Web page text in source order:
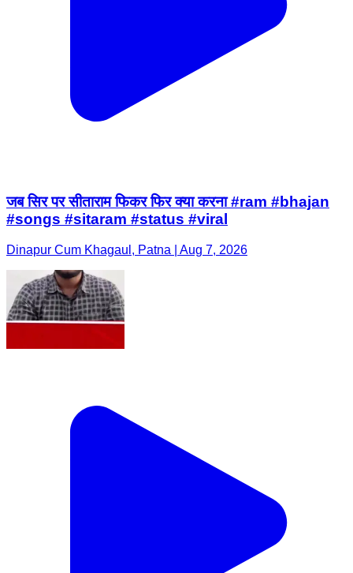
जब सिर पर सीताराम फिकर फिर क्या करना #ram #bhajan
#songs #sitaram #status #viral
Dinapur Cum Khagaul, Patna | Aug 7, 2026